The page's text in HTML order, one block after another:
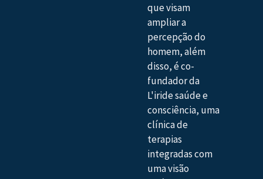
que visam
ampliar a
percepção do
homem, além
disso, é co-
fundador da
L'iride saúde e
consciência, uma
clínica de
terapias
integradas com
uma visão